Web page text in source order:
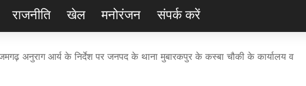
राजनीति खेल मनोरंजन संपर्क करें
अनुराग आर्य के निर्देश पर जनपद के थाना मुबारकपुर के कस्बा चौकी के कार्यालय व